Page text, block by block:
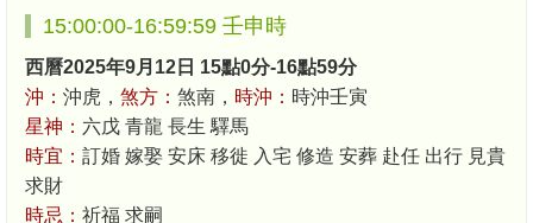
15:00:00-16:59:59 壬申時
西曆2025年9月12日 15點0分-16點59分
沖： 沖虎， 煞方： 煞南， 時沖： 時沖壬寅
星神： 六戊 青龍 長生 驛馬
時宜： 訂婚 嫁娶 安床 移徙 入宅 修造 安葬 赴任 出行 見貴
求財
時忌： 祈福 求嗣